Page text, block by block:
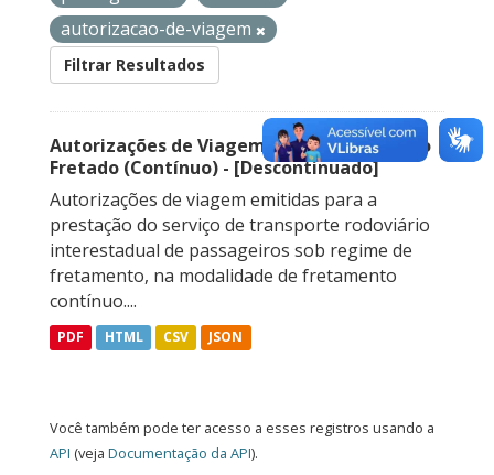
autorizacao-de-viagem
Filtrar Resultados
Autorizações de Viagem Nacional – Serviço
Fretado (Contínuo) - [Descontinuado]
Autorizações de viagem emitidas para a
prestação do serviço de transporte rodoviário
interestadual de passageiros sob regime de
fretamento, na modalidade de fretamento
contínuo....
PDF HTML CSV JSON
Você também pode ter acesso a esses registros usando a
API (veja Documentação da API).